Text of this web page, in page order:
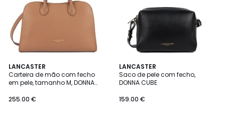
LANCASTER
Carteira de mão com fecho
em pele, tamanho M, DONNA
255.00 €
LANCASTER
Saco de pele com fecho,
DONNA CUBE
159.00 €